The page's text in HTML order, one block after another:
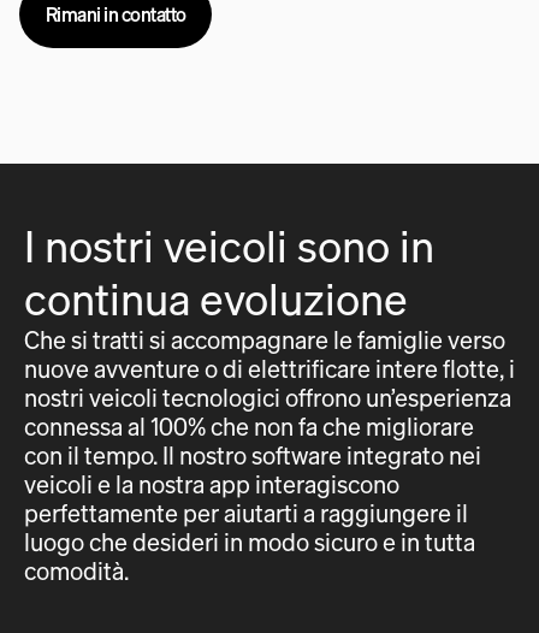
Rimani in contatto
I nostri veicoli sono in
continua evoluzione
Che si tratti si accompagnare le famiglie verso
nuove avventure o di elettrificare intere flotte, i
nostri veicoli tecnologici offrono un’esperienza
connessa al 100% che non fa che migliorare
con il tempo. Il nostro software integrato nei
veicoli e la nostra app interagiscono
perfettamente per aiutarti a raggiungere il
luogo che desideri in modo sicuro e in tutta
comodità.